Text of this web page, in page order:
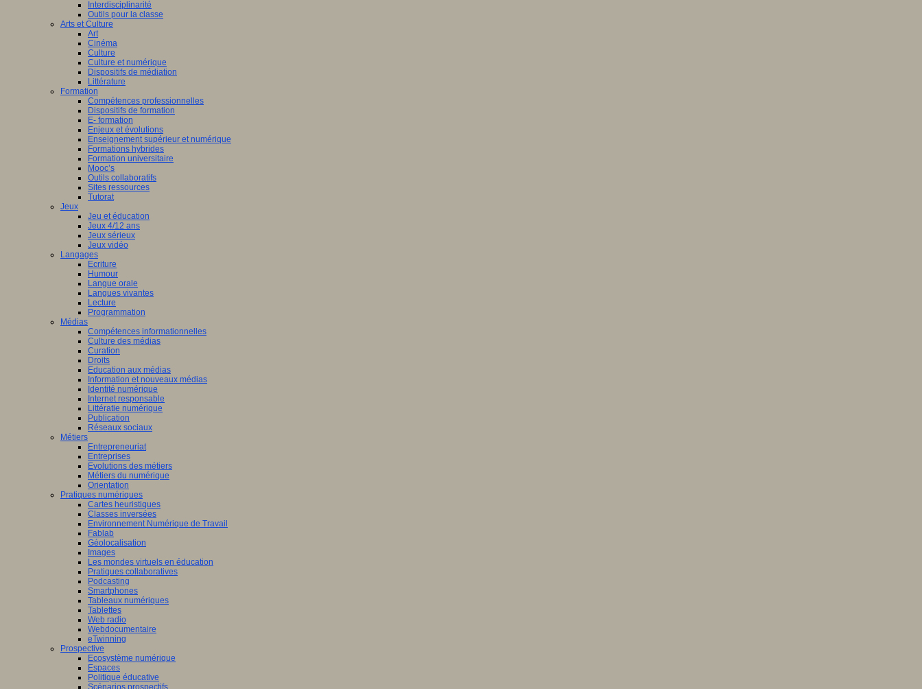
Interdisciplinarité
Outils pour la classe
Arts et Culture
Art
Cinéma
Culture
Culture et numérique
Dispositifs de médiation
Littérature
Formation
Compétences professionnelles
Dispositifs de formation
E- formation
Enjeux et évolutions
Enseignement supérieur et numérique
Formations hybrides
Formation universitaire
Mooc’s
Outils collaboratifs
Sites ressources
Tutorat
Jeux
Jeu et éducation
Jeux 4/12 ans
Jeux sérieux
Jeux vidéo
Langages
Ecriture
Humour
Langue orale
Langues vivantes
Lecture
Programmation
Médias
Compétences informationnelles
Culture des médias
Curation
Droits
Education aux médias
Information et nouveaux médias
Identité numérique
Internet responsable
Littératie numérique
Publication
Réseaux sociaux
Métiers
Entrepreneuriat
Entreprises
Evolutions des métiers
Métiers du numérique
Orientation
Pratiques numériques
Cartes heuristiques
Classes inversées
Environnement Numérique de Travail
Fablab
Géolocalisation
Images
Les mondes virtuels en éducation
Pratiques collaboratives
Podcasting
Smartphones
Tableaux numériques
Tablettes
Web radio
Webdocumentaire
eTwinning
Prospective
Ecosystème numérique
Espaces
Politique éducative
Scénarios prospectifs